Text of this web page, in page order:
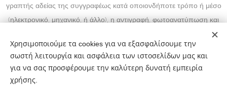
γραπτής αδείας της συγγραφέως κατά οποιονδήποτε τρόπο ή μέσο
(ηλεκτρονικό, μηχανικό, ή άλλο), η αντιγραφή, φωτοανατύπωση και
διασκευή, αναμετάδοση στο κοινό σε οποιαδήποτε μορφή και η εν
γένει εκμετάλλευση του συνόλου ή μέρους του έργου.
Χρησιμοποιούμε τα cookies για να εξασφαλίσουμε την
σωστή λειτουργία και ασφάλεια των ιστοσελίδων μας και
για να σας προσφέρουμε την καλύτερη δυνατή εμπειρία
χρήσης.